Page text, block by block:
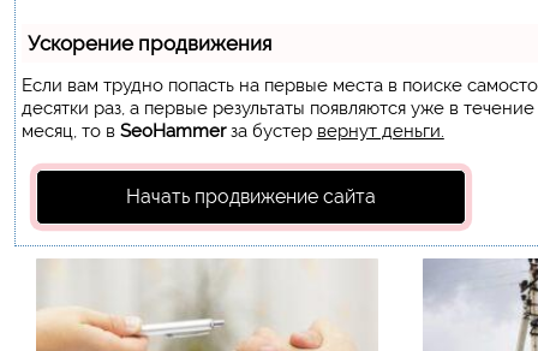
Ускорение продвижения
Если вам трудно попасть на первые места в поиске
десятки раз, а первые результаты появляются уже в
месяц, то в SeoHammerза бустер вернут деньги.
Начать продвижение сайта